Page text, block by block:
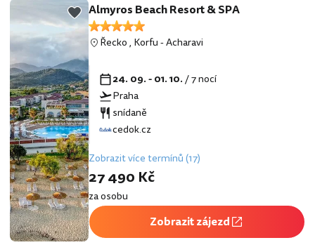
Almyros Beach Resort & SPA
Řecko, Korfu-Acharavi
24. 09. - 01. 10./ 7 nocí
Praha
snídaně
cedok.cz
Zobrazit více termínů (17)
27 490 Kč
za osobu
Zobrazit zájezd